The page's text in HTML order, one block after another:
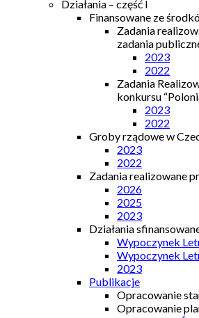
Działania – część I
Finansowane ze
Zadania
zadania
2023
2022
Zadania
konkursu
2023
2022
Groby rządowe w
2023
2022
Zadania realizowane
2026
2025
2023
Działania
Wypoczynek
Wypoczynek
2023
Publikacje
Opracowanie
Opracowanie